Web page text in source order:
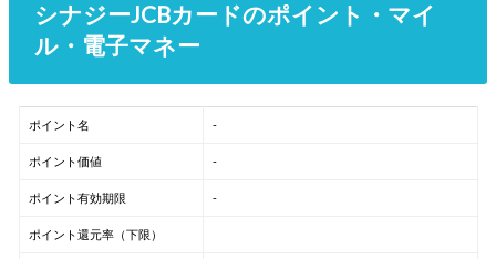
シナジーJCBカードのポイント・マイ
ル・電子マネー
ポイント名 -
ポイント価値 -
ポイント有効期限 -
ポイント還元率（下限）